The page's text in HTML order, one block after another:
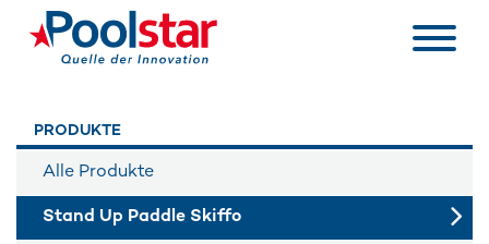
PRODUKTE
Alle Produkte
Stand Up Paddle Skiffo